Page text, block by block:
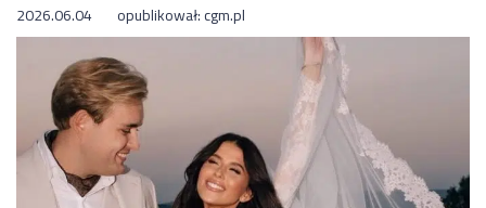
2026.06.04 opublikował:cgm.pl